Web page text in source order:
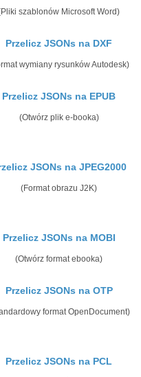
szablonów Microsoft Word)
Przelicz JSONs na DXF
wymiany rysunków Autodesk)
Przelicz JSONs na EPUB
(Otwórz plik e-booka)
JSONs na JPEG2000
(Format obrazu J2K)
Przelicz JSONs na MOBI
(Otwórz format ebooka)
Przelicz JSONs na OTP
format OpenDocument)
Przelicz JSONs na PCL